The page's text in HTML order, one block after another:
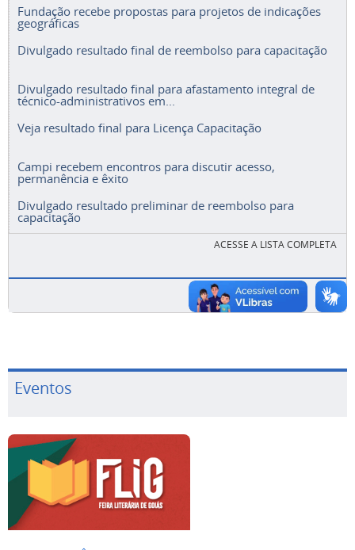
Fundação recebe propostas para projetos de indicações
geográficas
Divulgado resultado final de reembolso para capacitação
Divulgado resultado final para afastamento integral de
técnico-administrativos em...
Veja resultado final para Licença Capacitação
Campi recebem encontros para discutir acesso,
permanência e êxito
Divulgado resultado preliminar de reembolso para
capacitação
ACESSE A LISTA COMPLETA
Eventos